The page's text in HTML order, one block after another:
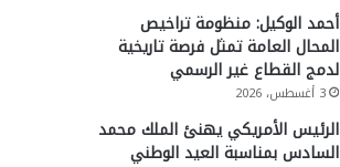
أحمد الوكيل: منظومة تراخيص
المحال العامة تمثل فرصة تاريخية
لدمج القطاع غير الرسمي
3 أغسطس، 2026
الرئيس الأمريكي يهنئ الملك محمد
السادس بمناسبة العيد الوطني